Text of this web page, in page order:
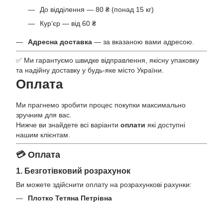
До відділення — 80 ₴ (понад 15 кг)
Кур’єр — від 60 ₴
Адресна доставка — за вказаною вами адресою.
✅ Ми гарантуємо швидке відправлення, якісну упаковку
та надійну доставку у будь-яке місто України.
Оплата
Ми прагнемо зробити процес покупки максимально
зручним для вас.
Нижче ви знайдете всі варіанти оплати які доступні
нашим клієнтам.
💳 Оплата
1. Безготівковий розрахунок
Ви можете здійснити оплату на розрахункові рахунки:
Плотко Тетяна Петрівна